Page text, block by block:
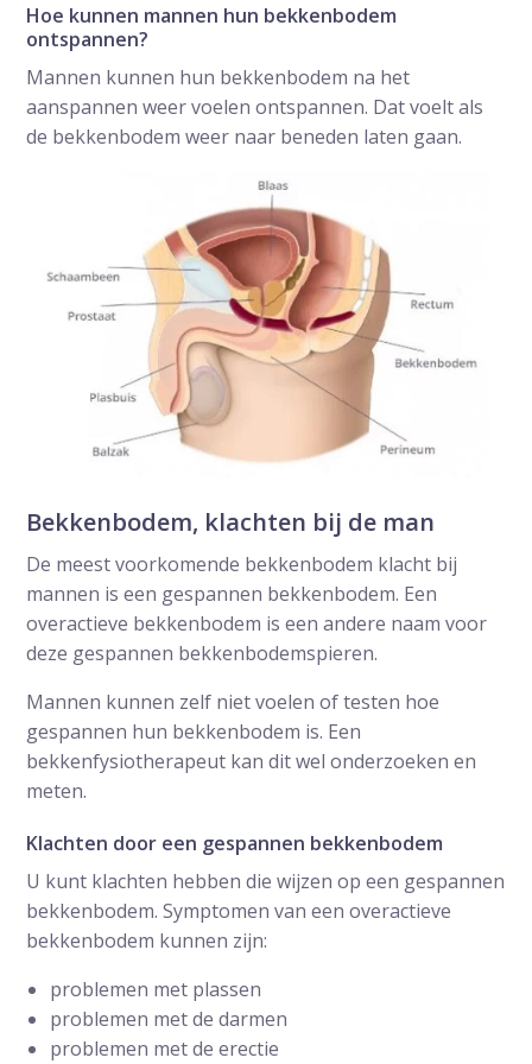
Hoe kunnen mannen hun bekkenbodem
ontspannen?
Mannen kunnen hun bekkenbodem na het
aanspannen weer voelen ontspannen. Dat voelt als
de bekkenbodem weer naar beneden laten gaan.
Bekkenbodem, klachten bij de man
De meest voorkomende bekkenbodem klacht bij
mannen is een gespannen bekkenbodem. Een
overactieve bekkenbodem is een andere naam voor
deze gespannen bekkenbodemspieren.
Mannen kunnen zelf niet voelen of testen hoe
gespannen hun bekkenbodem is. Een
bekkenfysiotherapeut kan dit wel onderzoeken en
meten.
Klachten door een gespannen bekkenbodem
U kunt klachten hebben die wijzen op een gespannen
bekkenbodem. Symptomen van een overactieve
bekkenbodem kunnen zijn:
problemen met plassen
problemen met de darmen
problemen met de erectie